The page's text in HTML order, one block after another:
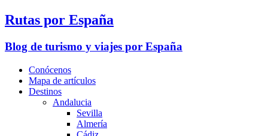
Rutas por España
Blog de turismo y viajes por España
Conócenos
Mapa de artículos
Destinos
Andalucia
Sevilla
Almería